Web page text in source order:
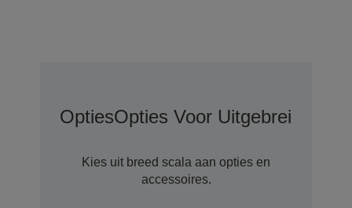
OptiesOpties Voor Uitgebreide
Kies uit breed scala aan opties en
accessoires.